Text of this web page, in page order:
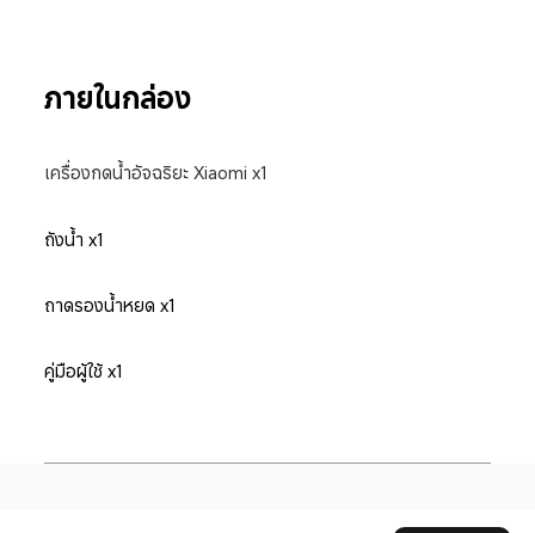
ภายในกล่อง
เครื่องกดน้ำอัจฉริยะ Xiaomi x1
ถังน้ำ x1
ถาดรองน้ำหยด x1
คู่มือผู้ใช้ x1